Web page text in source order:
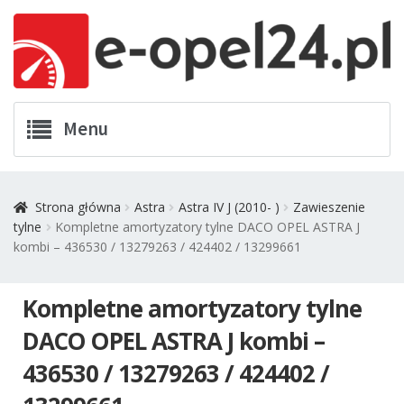
nawigacji
treści
Menu
Zamówienia
Koszyk
Promocje
Strona główna Astra Astra IV J (2010- )
Zawieszenie
tylne
Kompletne amortyzatory tylne DACO OPEL ASTRA J
kombi – 436530 / 13279263 / 424402 / 13299661
Kompletne amortyzatory tylne
DACO OPEL ASTRA J kombi –
436530 / 13279263 / 424402 /